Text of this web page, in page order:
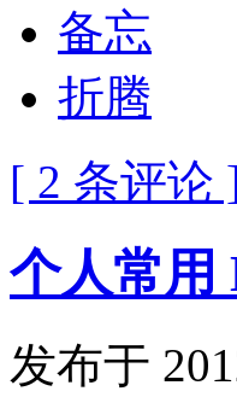
备忘
折腾
[ 2 条评论
个人常用
发布于